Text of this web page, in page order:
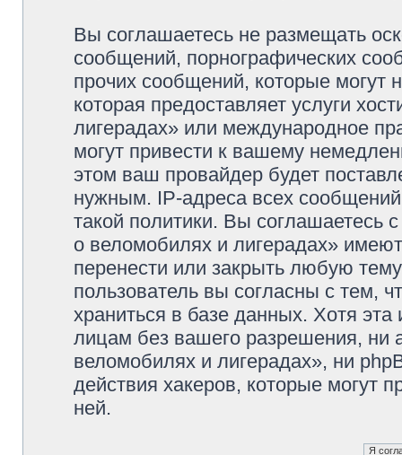
Вы соглашаетесь не размещать
сообщений, порнографических
прочих сообщений, которые могут
которая предоставляет услуги
лигерадах» или международное
могут привести к вашему
этом ваш провайдер будет
нужным. IP-адреса всех
такой политики. Вы
о веломобилях и лигерадах»
перенести или закрыть любую
пользователь вы согласны с тем,
храниться в базе данных. Хотя
лицам без вашего разрешения, ни
веломобилях и лигерадах», ни
действия хакеров, которые могут
ней.